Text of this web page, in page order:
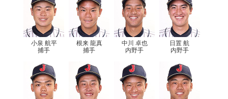
小泉 航平
捕手
根来 龍真
捕手
中川 卓也
内野手
日置 航
内野手